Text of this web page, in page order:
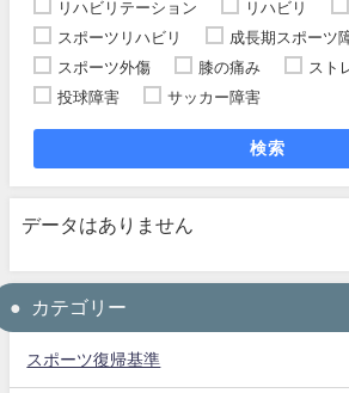
リハビリテーション
リハビリ
スポーツリハビリ
成長期スポーツ
スポーツ外傷
膝の痛み
スト
投球障害
サッカー障害
検索
データはありません
カテゴリー
スポーツ復帰基準